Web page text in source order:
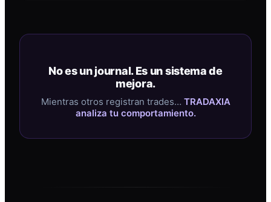
No es un journal. Es un sistema de
mejora.
Mientras otros registran trades… TRADAXIA
analiza tu comportamiento.